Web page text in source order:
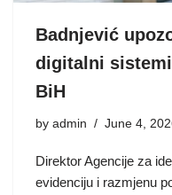
Badnjević
digitalni
BiH
by admin June 4,
Direktor Agencije za
evidenciju i razmjenu